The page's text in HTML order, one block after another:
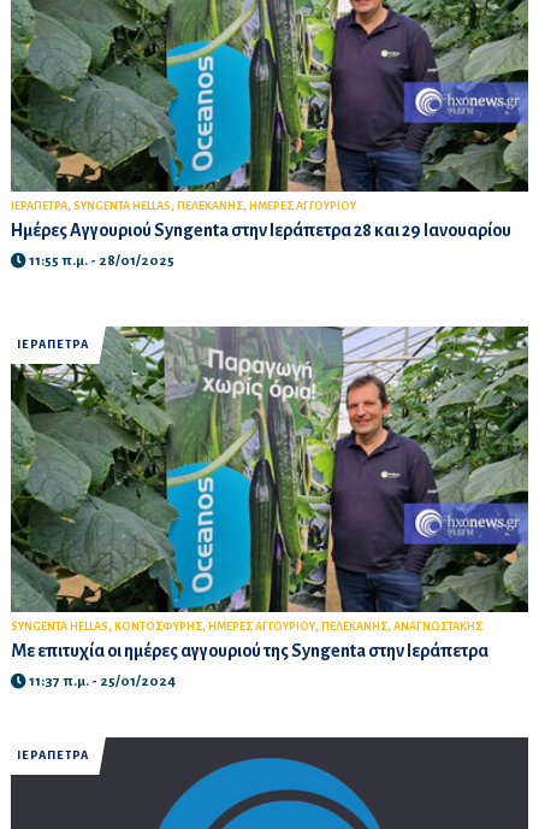
ΙΕΡΑΠΕΤΡΑ, SYNGENTA HELLAS, ΠΕΛΕΚΑΝΗΣ, ΗΜΕΡΕΣ ΑΓΓΟΥΡΙΟΥ
Ημέρες Αγγουριού Syngenta στην Ιεράπετρα 28 και 29 Ιανουαρίου
11:55 π.μ. - 28/01/2025
ΙΕΡΑΠΕΤΡΑ
SYNGENTA HELLAS, ΚΟΝΤΟΣΦΥΡΗΣ, ΗΜΕΡΕΣ ΑΓΓΟΥΡΙΟΥ, ΠΕΛΕΚΑΝΗΣ, ΑΝΑΓΝΩΣΤΑΚΗΣ
Με επιτυχία οι ημέρες αγγουριού της Syngenta στην Ιεράπετρα
11:37 π.μ. - 25/01/2024
ΙΕΡΑΠΕΤΡΑ